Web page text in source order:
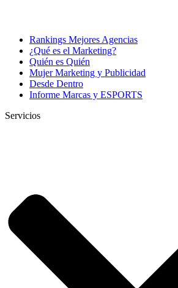
Rankings Mejores Agencias
¿Qué es el Marketing?
Quién es Quién
Mujer Marketing y Publicidad
Desde Dentro
Informe Marcas y ESPORTS
Servicios